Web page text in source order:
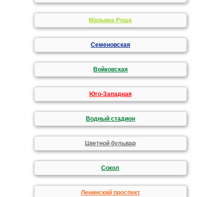
Марьина Роща
Семеновская
Войковская
Юго-Западная
Водный стадион
Цветной бульвар
Сокол
Ленинский проспект